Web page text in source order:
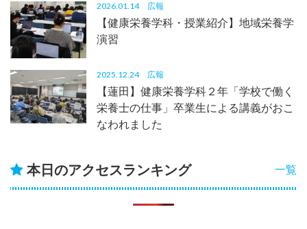
2026.01.14 広報
【健康栄養学科・授業紹介】地域栄養学
演習
2025.12.24 広報
【蓮田】健康栄養学科２年「学校で働く
栄養士の仕事」卒業生による講義がおこ
なわれました
一覧
本日のアクセスランキング